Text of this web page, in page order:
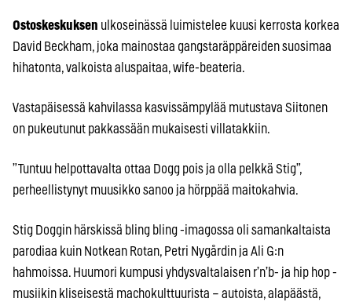
Ostoskeskuksen ulkoseinässä luimistelee kuusi kerrosta korkea
David Beckham, joka mainostaa gangstaräppäreiden suosimaa
hihatonta, valkoista aluspaitaa, wife-beateria.
Vastapäisessä kahvilassa kasvissämpylää mutustava Siitonen
on pukeutunut pakkassään mukaisesti villatakkiin.
”Tuntuu helpottavalta ottaa Dogg pois ja olla pelkkä Stig”,
perheellistynyt muusikko sanoo ja hörppää maitokahvia.
Stig Doggin härskissä bling bling -imagossa oli samankaltaista
parodiaa kuin Notkean Rotan, Petri Nygårdin ja Ali G:n
hahmoissa. Huumori kumpusi yhdysvaltalaisen r’n’b- ja hip hop -
musiikin kliseisestä machokulttuurista – autoista, alapäästä,